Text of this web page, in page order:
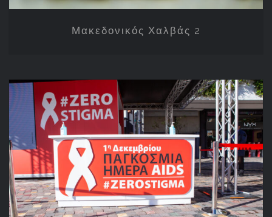
Μακεδονικός Χαλβάς 2
ZeroStigma